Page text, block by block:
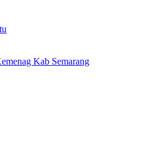
Kab Semarang